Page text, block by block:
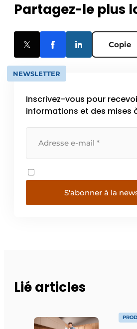
Partagez-le plus
Copie
NEWSLETTER
Inscrivez-vous pour
informations et des mises
S'abonner à la
Lié articles